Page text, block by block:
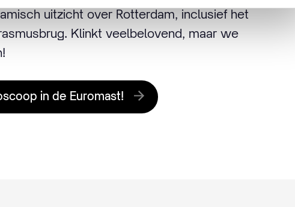
uitzicht over Rotterdam, inclusief het
Klinkt veelbelovend, maar we
in de Euromast!